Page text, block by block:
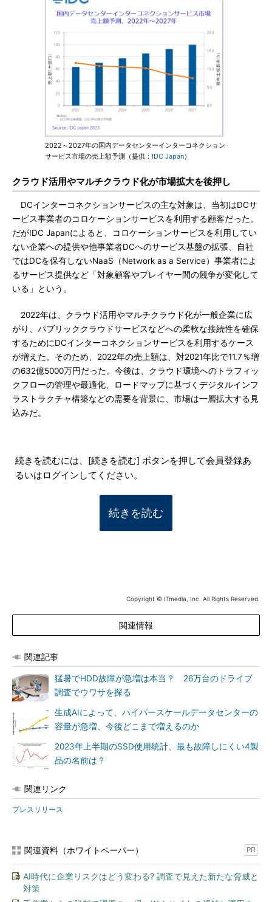
2022～2027年の国内データセンターインターコネクション
サービス市場の売上額予測（提供： IDC Japan）
クラウド活用やマルチクラウド化が市場拡大を後押し
DCインターコネクションサービスの主な対象は、当初はDCサ
ービス事業者のコロケーションサービスを利用する顧客だった。
だがIDC Japanによると、コロケーションサービスを利用してい
ない企業への提供や他事業者DCへのサービス基盤の拡張、自社
ではDCを保有しないNaaS（Network as a Service）事業者によ
るサービス提供など「対象顧客やプレイヤー間の競争が変化して
いる」という。
2022年は、クラウド活用やマルチクラウド化が一般企業に広
がり、パブリッククラウドサービスなどへの柔軟な接続性を確保
するためにDCインターコネクションサービスを利用するケース
が増えた。そのため、2022年の売上額は、対2021年比で11.7％増
の632億5000万円だった。今後は、クラウド環境へのトラフィッ
クフローの管理や最適化、ロードマップに基づくデジタルインフ
ラストラクチャ構築などの需要を背景に、市場は一層拡大する見
込みだ。
続きを読むには、[続きを読む] ボタンを押して会員登録あ
るいはログインしてください。
続きを読む
Copyright © ITmedia, Inc. All Rights Reserved.
関連情報
関連記事
猛暑でHDD故障が急増は本当？ 26万台のドライブ
調査でウワサを探る
生成AIによって、ハイパースケールデータセンターの
容量が急増、今後どこまで増えるのか
2023年上半期のSSD使用統計、最も故障しにくい4製
品の名前は？
関連リンク
プレスリリース
関連資料（ホワイトペーパー） PR
AI時代に企業リスクはどう変わる? 調査で見えた新たな脅威と
対策